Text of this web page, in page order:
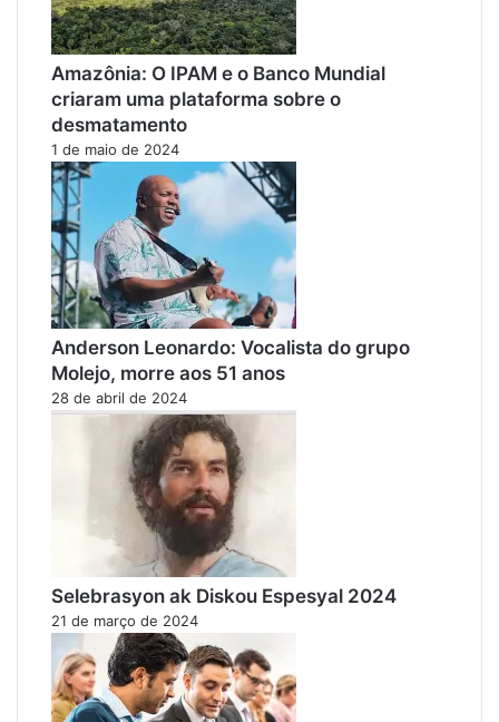
Amazônia: O IPAM e o Banco Mundial
criaram uma plataforma sobre o
desmatamento
1 de maio de 2024
Anderson Leonardo: Vocalista do grupo
Molejo, morre aos 51 anos
28 de abril de 2024
Selebrasyon ak Diskou Espesyal 2024
21 de março de 2024